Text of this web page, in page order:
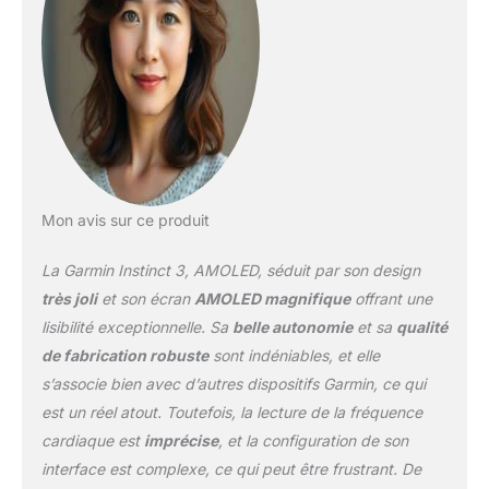
localisation GPS
supérieur dans les
environnements difficiles
tels que les zones
urbaines ou escarpées
Multisports : plus de 50
profils d’activité dont le
la course à obstacles et
bien plus encore Suivi
santé : la fréquence
matinal, statut VFC,
oxymètres de pouls,
Body Battery, le niveau
de stress et de
connectées : Garmin Pay,
Mon avis sur ce produit
La Garmin Instinct 3, AMOLED, séduit par son design
très joliet son écran AMOLED magnifiqueoffrant une
lisibilité exceptionnelle. Sa belle autonomieet sa qualité
de fabrication robustesont indéniables, et elle
s’associe bien avec d’autres dispositifs Garmin, ce qui
est un réel atout. Toutefois, la lecture de la fréquence
cardiaque est imprécise, et la configuration de son
interface est complexe, ce qui peut être frustrant. De